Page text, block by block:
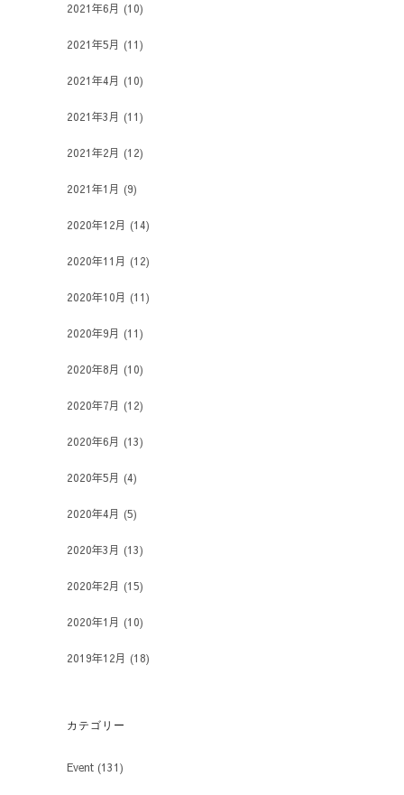
2021年6月 (10)
2021年5月 (11)
2021年4月 (10)
2021年3月 (11)
2021年2月 (12)
2021年1月 (9)
2020年12月 (14)
2020年11月 (12)
2020年10月 (11)
2020年9月 (11)
2020年8月 (10)
2020年7月 (12)
2020年6月 (13)
2020年5月 (4)
2020年4月 (5)
2020年3月 (13)
2020年2月 (15)
2020年1月 (10)
2019年12月 (18)
カテゴリー
Event (131)